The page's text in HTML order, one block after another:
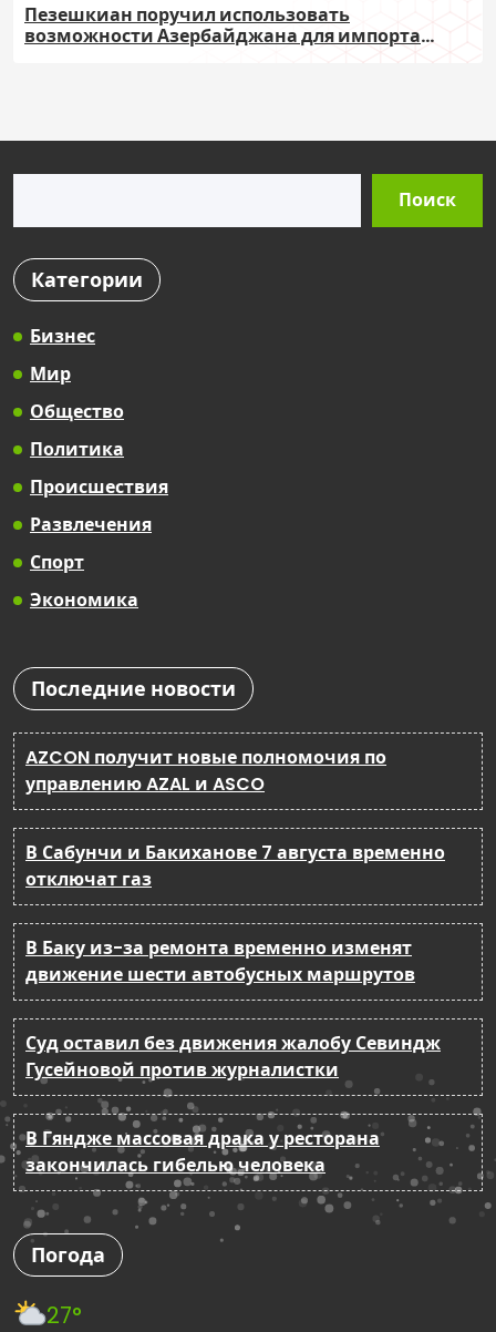
Пезешкиан поручил использовать
возможности Азербайджана для импорта
Поиск
Категории
Бизнес
Мир
Общество
Политика
Происшествия
Развлечения
Спорт
Экономика
Последние новости
AZCON получит новые полномочия по
управлению AZAL и ASCO
В Сабунчи и Бакиханове 7 августа временно
отключат газ
В Баку из-за ремонта временно изменят
движение шести автобусных маршрутов
Суд оставил без движения жалобу Севиндж
Гусейновой против журналистки
В Гяндже массовая драка у ресторана
закончилась гибелью человека
Погода
27°